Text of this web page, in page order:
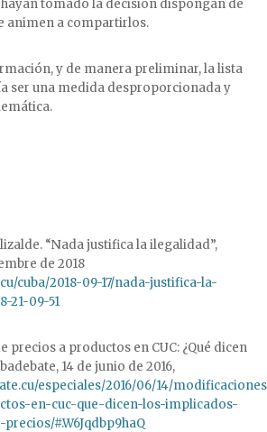
hayan tomado la decisión dispongan de
animen a compartirlos.
y de manera preliminar, la lista
ser una medida desproporcionada y
“Nada justifica la ilegalidad”,
de 2018
cuba/2018-09-17/nada-justifica-la-
21-09-51
precios a productos en CUC: ¿Qué dicen
14 de junio de 2016,
especiales/2016/06/14/
en-cuc-que-dicen-los-implicados-
#.W6Jqdbp9haQ